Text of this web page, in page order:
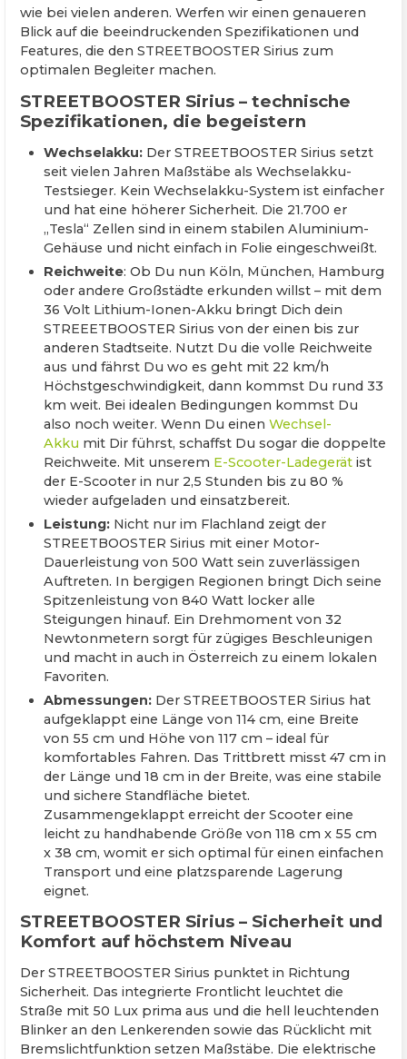
wie bei vielen anderen. Werfen wir einen genaueren
Blick auf die beeindruckenden Spezifikationen und
Features, die den STREETBOOSTER Sirius zum
optimalen Begleiter machen.
STREETBOOSTER Sirius – technische
Spezifikationen, die begeistern
Wechselakku:Der STREETBOOSTER Sirius setzt
seit vielen Jahren Maßstäbe als Wechselakku-
Testsieger. Kein Wechselakku-System ist einfacher
und hat eine höherer Sicherheit. Die 21.700 er
„Tesla“ Zellen sind in einem stabilen Aluminium-
Gehäuse und nicht einfach in Folie eingeschweißt.
Reichweite: Ob Du nun Köln, München, Hamburg
oder andere Großstädte erkunden willst – mit dem
36 Volt Lithium-Ionen-Akku bringt Dich dein
STREEETBOOSTER Sirius von der einen bis zur
anderen Stadtseite. Nutzt Du die volle Reichweite
aus und fährst Du wo es geht mit 22 km/h
Höchstgeschwindigkeit, dann kommst Du rund 33
km weit. Bei idealen Bedingungen kommst Du
also noch weiter. Wenn Du einen Wechsel-
Akku mit Dir führst, schaffst Du sogar die doppelte
Reichweite. Mit unserem E-Scooter-Ladegerät ist
der E-Scooter in nur 2,5 Stunden bis zu 80 %
wieder aufgeladen und einsatzbereit.
Leistung:Nicht nur im Flachland zeigt der
STREETBOOSTER Sirius mit einer Motor-
Dauerleistung von 500 Watt sein zuverlässigen
Auftreten. In bergigen Regionen bringt Dich seine
Spitzenleistung von 840 Watt locker alle
Steigungen hinauf. Ein Drehmoment von 32
Newtonmetern sorgt für zügiges Beschleunigen
und macht in auch in Österreich zu einem lokalen
Favoriten.
Abmessungen:Der STREETBOOSTER Sirius hat
aufgeklappt eine Länge von 114 cm, eine Breite
von 55 cm und Höhe von 117 cm – ideal für
komfortables Fahren. Das Trittbrett misst 47 cm in
der Länge und 18 cm in der Breite, was eine stabile
und sichere Standfläche bietet.
Zusammengeklappt erreicht der Scooter eine
leicht zu handhabende Größe von 118 cm x 55 cm
x 38 cm, womit er sich optimal für einen einfachen
Transport und eine platzsparende Lagerung
eignet.
STREETBOOSTER Sirius – Sicherheit und
Komfort auf höchstem Niveau
Der STREETBOOSTER Sirius punktet in Richtung
Sicherheit. Das integrierte Frontlicht leuchtet die
Straße mit 50 Lux prima aus und die hell leuchtenden
Blinker an den Lenkerenden sowie das Rücklicht mit
Bremslichtfunktion setzen Maßstäbe. Die elektrische